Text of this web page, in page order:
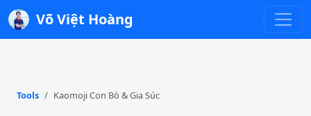
Võ Việt Hoàng
Tools Kaomoji Con Bò & Gia Súc